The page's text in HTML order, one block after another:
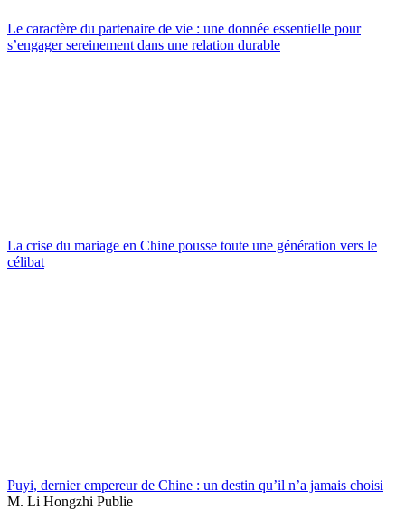
Le caractère du partenaire de vie : une donnée essentielle pour
s’engager sereinement dans une relation durable
La crise du mariage en Chine pousse toute une génération vers le
célibat
Puyi, dernier empereur de Chine : un destin qu’il n’a jamais choisi
M. Li Hongzhi Publie